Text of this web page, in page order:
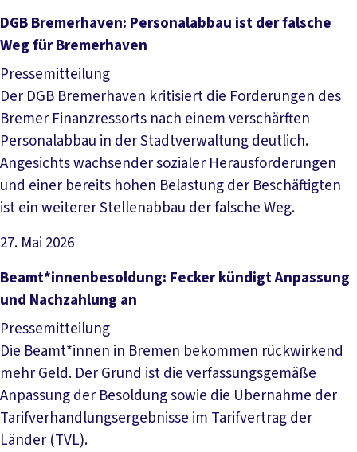
Artikel lesen
DGB Bremerhaven: Personalabbau ist der falsche
Weg für Bremerhaven
Pressemitteilung
Der DGB Bremerhaven kritisiert die Forderungen des
Bremer Finanzressorts nach einem verschärften
Personalabbau in der Stadtverwaltung deutlich.
Angesichts wachsender sozialer Herausforderungen
und einer bereits hohen Belastung der Beschäftigten
ist ein weiterer Stellenabbau der falsche Weg.
27. Mai 2026
Artikel lesen
Beamt*innenbesoldung: Fecker kündigt Anpassung
und Nachzahlung an
Pressemitteilung
Die Beamt*innen in Bremen bekommen rückwirkend
mehr Geld. Der Grund ist die verfassungsgemäße
Anpassung der Besoldung sowie die Übernahme der
Tarifverhandlungsergebnisse im Tarifvertrag der
Länder (TVL).